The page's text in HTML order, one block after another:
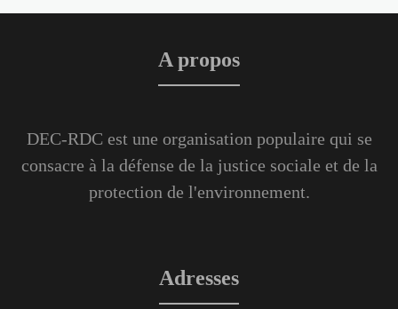
A propos
DEC-RDC est une organisation populaire qui se
consacre à la défense de la justice sociale et de la
protection de l'environnement.
Adresses